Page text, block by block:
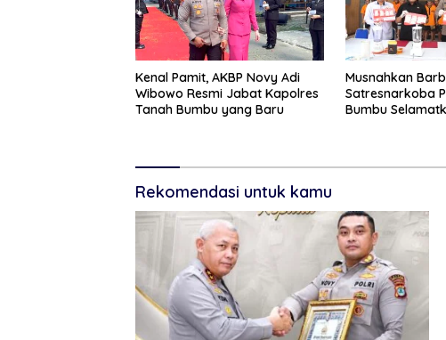
Kenal Pamit, AKBP Novy Adi
Wibowo Resmi Jabat Kapolres
Tanah Bumbu yang Baru
Musnahkan
Satresnarkoba
Bumbu
Rekomendasi untuk kamu